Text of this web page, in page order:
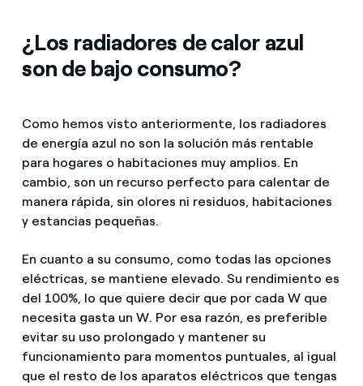
¿Los radiadores de calor azul
son de bajo consumo?
Como hemos visto anteriormente, los radiadores
de energía azul no son la solución más rentable
para hogares o habitaciones muy amplios. En
cambio, son un recurso perfecto para calentar de
manera rápida, sin olores ni residuos, habitaciones
y estancias pequeñas.
En cuanto a su consumo, como todas las opciones
eléctricas, se mantiene elevado. Su rendimiento es
del 100%, lo que quiere decir que por cada W que
necesita gasta un W. Por esa razón, es preferible
evitar su uso prolongado y mantener su
funcionamiento para momentos puntuales, al igual
que el resto de los aparatos eléctricos que tengas